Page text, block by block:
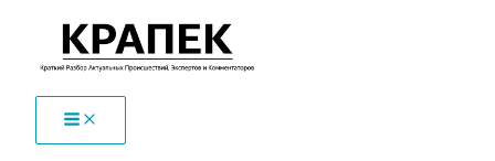
Перейти
содержимому